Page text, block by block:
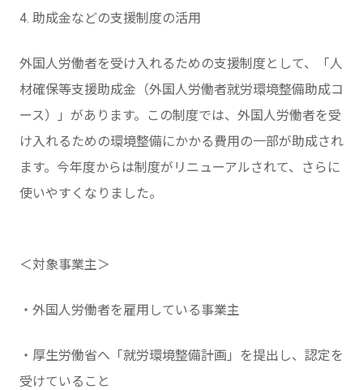
4. 助成金などの支援制度の活用
外国人労働者を受け入れるための支援制度として、「人
材確保等支援助成金（外国人労働者就労環境整備助成コ
ース）」があります。この制度では、外国人労働者を受
け入れるための環境整備にかかる費用の一部が助成され
ます。今年度からは制度がリニューアルされて、さらに
使いやすくなりました。
＜対象事業主＞
・外国人労働者を雇用している事業主
・厚生労働省へ「就労環境整備計画」を提出し、認定を
受けていること